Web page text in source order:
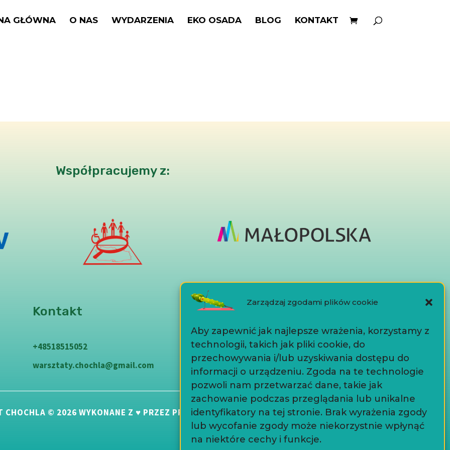
Zarządzaj zgodami plików cookie
Aby zapewnić jak najlepsze wrażenia, korzystamy z
technologii, takich jak pliki cookie, do
przechowywania i/lub uzyskiwania dostępu do
informacji o urządzeniu. Zgoda na te technologie
pozwoli nam przetwarzać dane, takie jak
zachowanie podczas przeglądania lub unikalne
identyfikatory na tej stronie. Brak wyrażenia zgody
lub wycofanie zgody może niekorzystnie wpłynąć
na niektóre cechy i funkcje.
GŁÓWNA O NAS WYDARZENIA EKO OSADA BLOG KONTAKT
Współpracujemy z:
Kontakt
+48518515052
warsztaty.chochla@gmail.com
Dokumenty
Polityka prywatności
Współpraca
CHOCHLA © 2026 WYKONANE Z ♥ PRZEZ PROJEKTNANOVO.PL